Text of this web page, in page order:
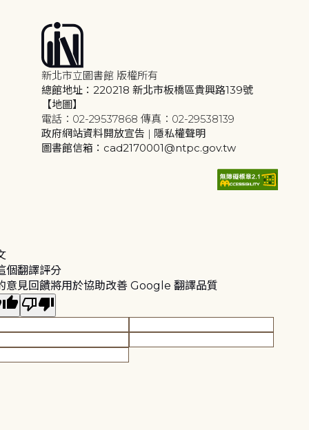
新北市立圖書館 版權所有
總館地址：220218 新北市板橋區貴興路139號
【地圖】
電話：02-29537868 傳真：02-29538139
政府網站資料開放宣告 | 隱私權聲明
圖書館信箱：cad2170001@ntpc.gov.tw
個翻譯評分
意見回饋將用於協助改善 Google 翻譯品質